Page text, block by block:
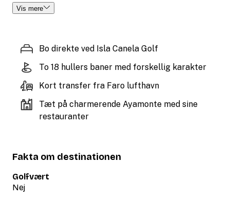
Vis mere
Bo direkte ved Isla Canela Golf
To 18 hullers baner med forskellig karakter
Kort transfer fra Faro lufthavn
Tæt på charmerende Ayamonte med sine
restauranter
Fakta om destinationen
Golfvært
Nej